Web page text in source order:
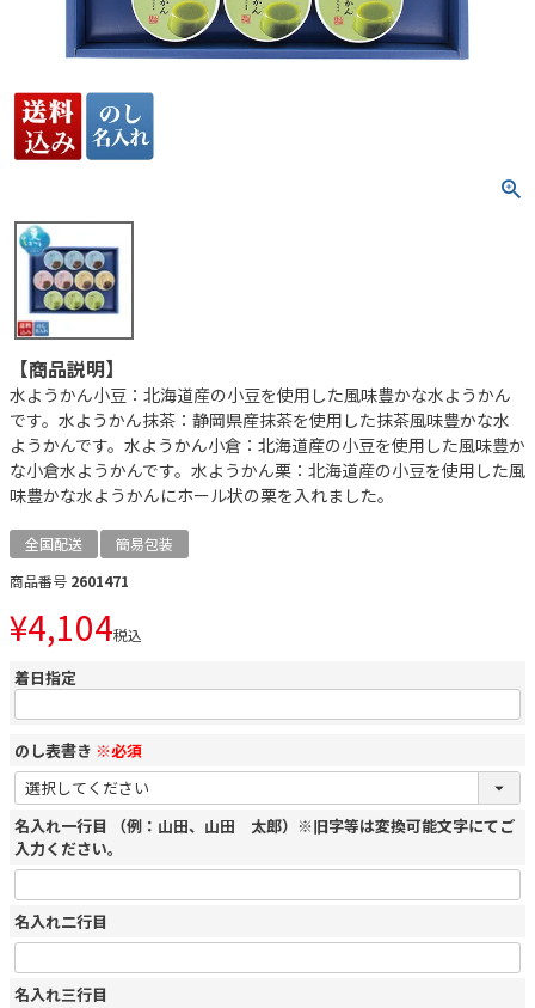
【商品説明】
水ようかん小豆：北海道産の小豆を使用した風味豊かな水ようかん
です。水ようかん抹茶：静岡県産抹茶を使用した抹茶風味豊かな水
ようかんです。水ようかん小倉：北海道産の小豆を使用した風味豊か
な小倉水ようかんです。水ようかん栗：北海道産の小豆を使用した風
味豊かな水ようかんにホール状の栗を入れました。
全国配送
簡易包装
商品番号 2601471
¥4,104税込
着日指定
のし表書き ※必須
名入れ一行目 （例：山田、山田 太郎）※旧字等は変換可能文字にてご
入力ください。
名入れ二行目
名入れ三行目